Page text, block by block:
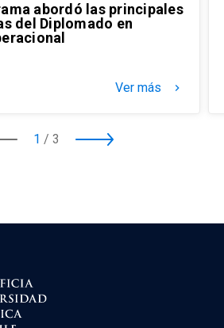
abordó las principales
del Diplomado en
Ver más keyboard_arrow_right
1 / 3